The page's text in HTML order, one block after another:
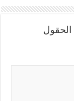
الحقول